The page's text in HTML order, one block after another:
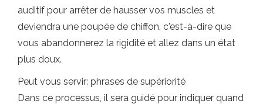
auditif pour arrêter de hausser vos muscles et
deviendra une poupée de chiffon, c'est-à-dire que
vous abandonnerez la rigidité et allez dans un état
plus doux.
Peut vous servir: phrases de supériorité
Dans ce processus, il sera guidé pour indiquer quand